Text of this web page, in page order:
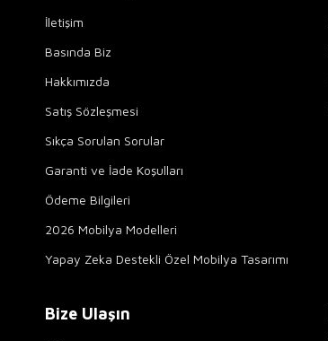
İletişim
Basında Biz
Hakkımızda
Satış Sözleşmesi
Sıkça Sorulan Sorular
Garanti ve İade Koşulları
Ödeme Bilgileri
2026 Mobilya Modelleri
Yapay Zeka Destekli Özel Mobilya Tasarımı
Bize Ulaşın